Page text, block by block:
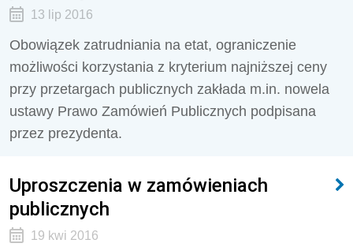
13 lip 2016
Obowiązek zatrudniania na etat, ograniczenie
możliwości korzystania z kryterium najniższej ceny
przy przetargach publicznych zakłada m.in. nowela
ustawy Prawo Zamówień Publicznych podpisana
przez prezydenta.
Uproszczenia w zamówieniach
publicznych
19 kwi 2016